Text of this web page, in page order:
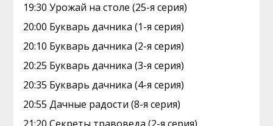
19:30 Урожай на столе (25-я серия)
20:00 Букварь дачника (1-я серия)
20:10 Букварь дачника (2-я серия)
20:25 Букварь дачника (3-я серия)
20:35 Букварь дачника (4-я серия)
20:55 Дачные радости (8-я серия)